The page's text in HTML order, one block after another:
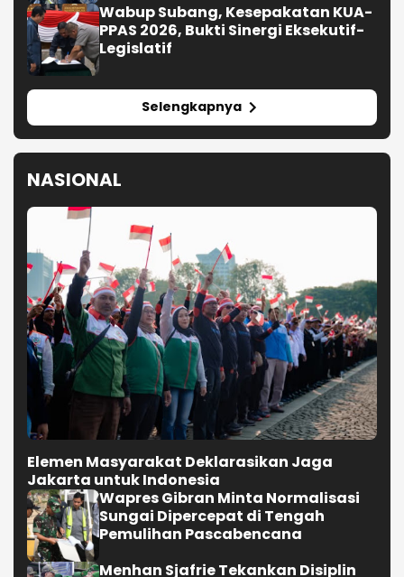
Wabup Subang, Kesepakatan KUA-
PPAS 2026, Bukti Sinergi Eksekutif-
Legislatif
Selengkapnya
NASIONAL
Elemen Masyarakat Deklarasikan Jaga
Jakarta untuk Indonesia
Wapres Gibran Minta Normalisasi
Sungai Dipercepat di Tengah
Pemulihan Pascabencana
Menhan Sjafrie Tekankan Disiplin